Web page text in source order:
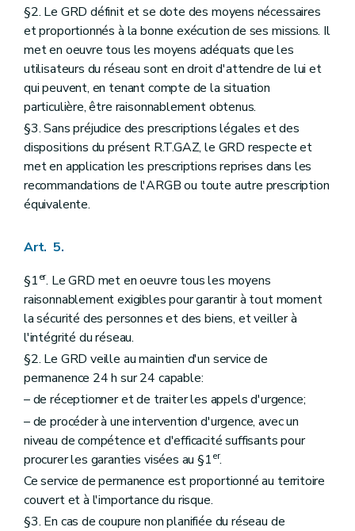
§2. Le GRD définit et se dote des moyens nécessaires
et proportionnés à la bonne exécution de ses missions. Il
met en oeuvre tous les moyens adéquats que les
utilisateurs du réseau sont en droit d'attendre de lui et
qui peuvent, en tenant compte de la situation
particulière, être raisonnablement obtenus.
§3. Sans préjudice des prescriptions légales et des
dispositions du présent R.T.GAZ, le GRD respecte et
met en application les prescriptions reprises dans les
recommandations de l'ARGB ou toute autre prescription
équivalente.
Art. 5.
§1er. Le GRD met en oeuvre tous les moyens
raisonnablement exigibles pour garantir à tout moment
la sécurité des personnes et des biens, et veiller à
l'intégrité du réseau.
§2. Le GRD veille au maintien d'un service de
permanence 24 h sur 24 capable:
– de réceptionner et de traiter les appels d'urgence;
– de procéder à une intervention d'urgence, avec un
niveau de compétence et d'efficacité suffisants pour
procurer les garanties visées au §1er.
Ce service de permanence est proportionné au territoire
couvert et à l'importance du risque.
§3. En cas de coupure non planifiée du réseau de